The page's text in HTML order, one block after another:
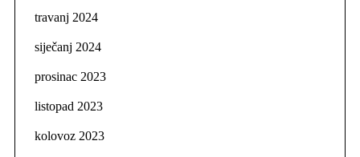
travanj 2024
siječanj 2024
prosinac 2023
listopad 2023
kolovoz 2023